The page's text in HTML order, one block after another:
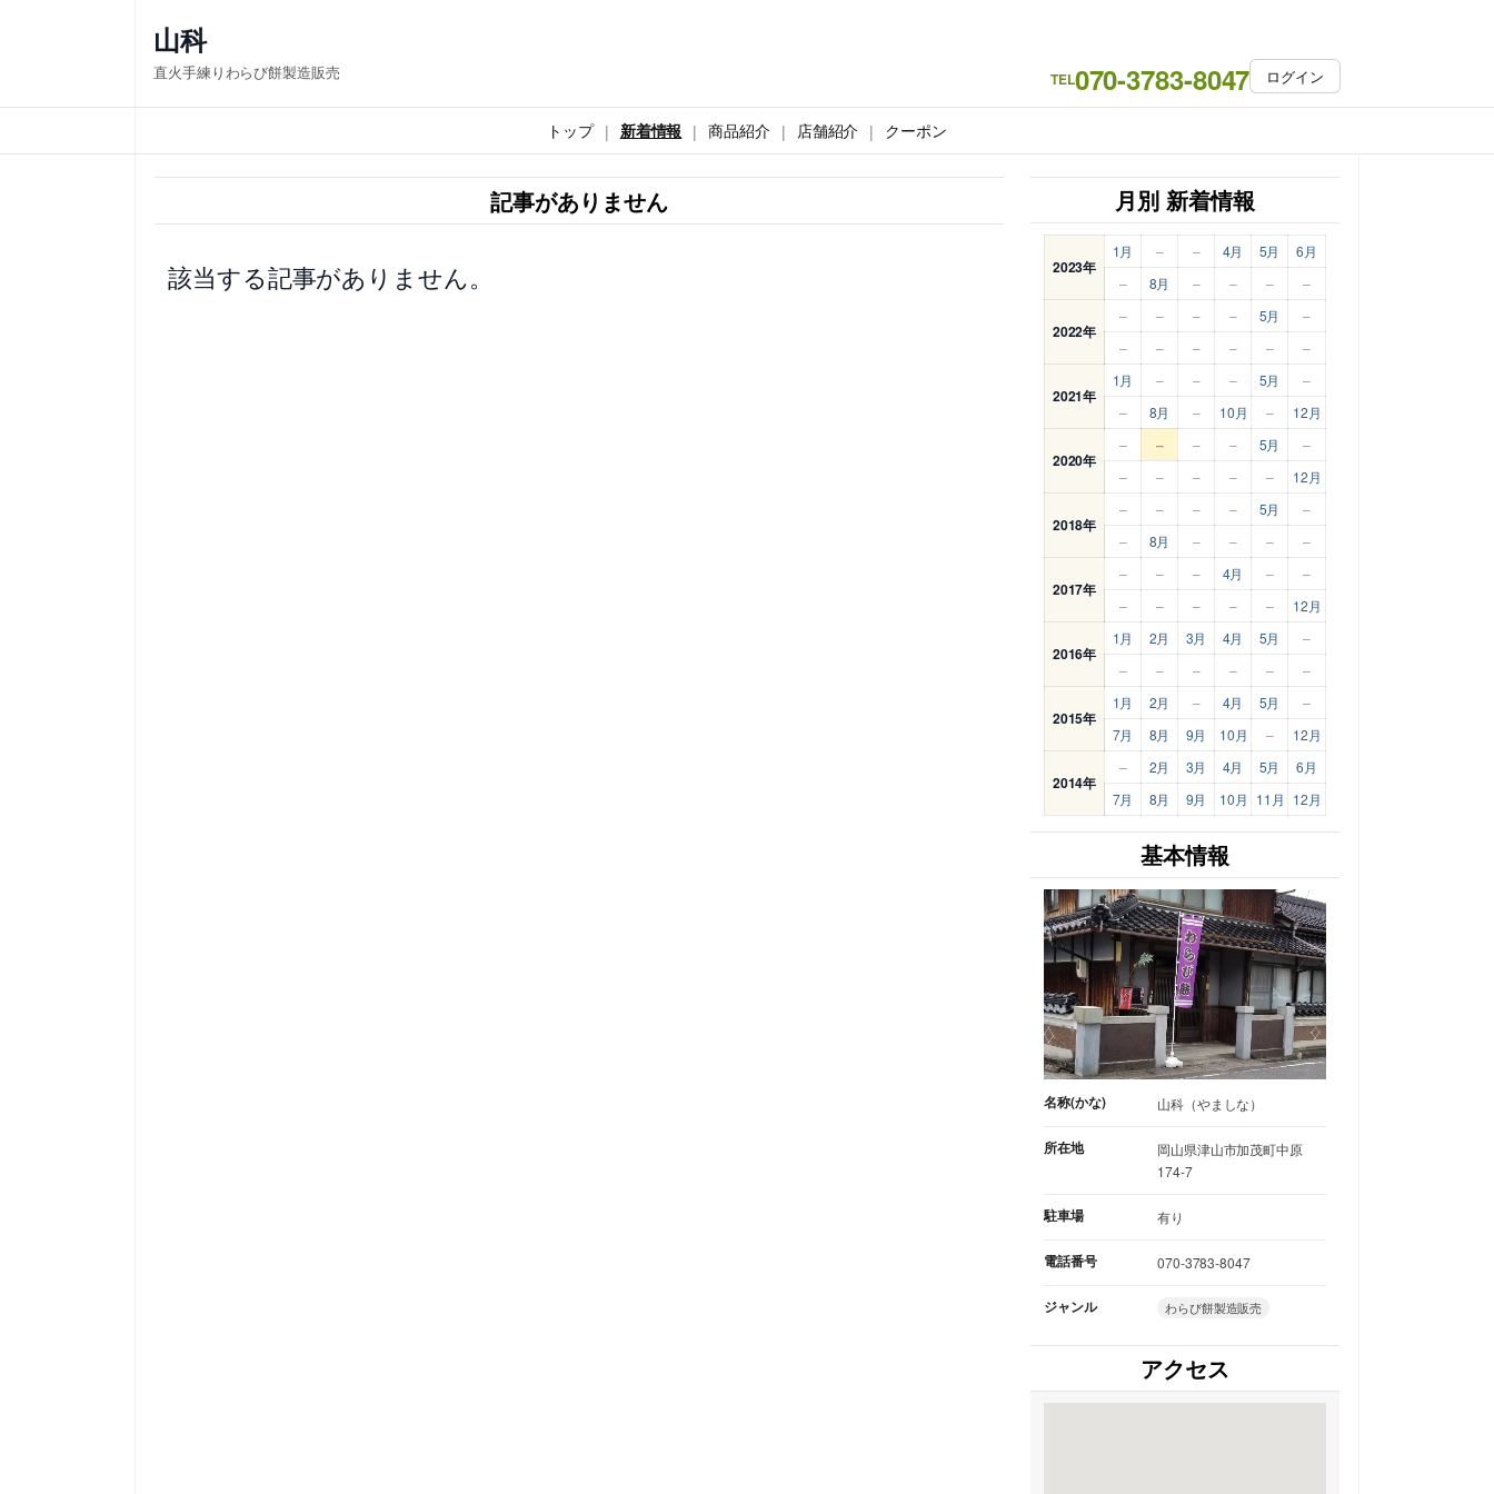
ス
キ
山科
直火手練りわらび餅製造販売 TEL070-3783-8047 ログイン
トップ 新着情報 商品紹介 店舗紹介 クーポン
記事がありません
該当する記事がありません。
月別 新着情報
2023年
1月 – – 4月 5月
6月
–
8月 – – – –
2022年
– – – – 5月
–
–
– – – – –
2021年
1月 – – – 5月
–
–
8月 – 10月 – 12月
2020年
– – – – 5月
–
–
– – – – 12月
2018年
– – – – 5月
–
–
8月 – – – –
2017年
– – – 4月 –
–
–
– – – – 12月
2016年
1月 2月 3月 4月 5月
–
–
– – – – –
2015年
1月 2月 – 4月 5月
–
7月
8月 9月 10月 – 12月
2014年
– 2月 3月 4月 5月
6月
7月
8月 9月 10月 11月 12月
基本情報
名称(かな) 山科（やましな）
所在地
岡山県津山市加茂町中原
174-7
駐車場 有り
電話番号 070-3783-8047
ジャンル わらび餅製造販売
アクセス